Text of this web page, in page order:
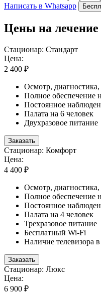
Написать в Whatsapp
Цены на лечение
Стационар: Стандарт
Цена:
2 400 ₽
Осмотр,
Полное обеспечение
Постоянное
Палата на 6 человек
Двухразовое питание
Заказать
Стационар: Комфорт
Цена:
4 400 ₽
Осмотр,
Полное обеспечение
Постоянное
Палата на 4 человек
Трехразовое питание
Бесплатный Wi-Fi
Наличие телевизора в
Заказать
Стационар: Люкс
Цена:
6 900 ₽